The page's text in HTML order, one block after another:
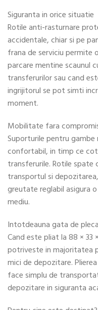
Siguranta in orice situatie
Rotile anti-rasturnare
accidentale, chiar si pe
frana de serviciu permite
parcare mentine scaunul
transferurilor sau cand
ingrijitorul se pot simti
moment.
Mobilitate fara
Suporturile pentru
confortabil, in timp ce
transferurile. Rotile spate
transportul si
greutate reglabil asigura
mediu.
Intotdeauna gata de
Cand este pliat la 88 × 33
potriveste in majoritatea
mici de depozitare.
face simplu de
depozitare in siguranta